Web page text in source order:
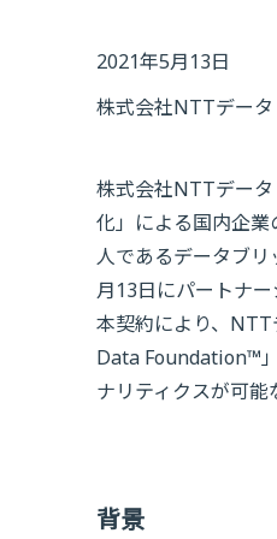
2021年5月13日
株式会社NTTデータ
株式会社NTTデー
化」による国内企
人であるデータブ
月13日にパートナー
本契約により、
Data Foundation™」
ナリティクスが可
背景